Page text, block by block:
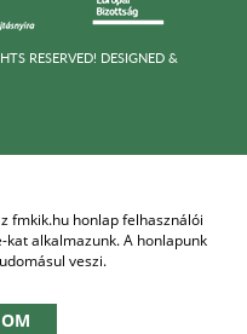
fmkik.hu honlap felhasználói
alkalmazunk. A honlapunk
veszi.
RESERVED! DESIGNED &